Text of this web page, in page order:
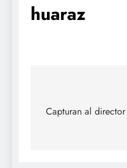
huaraz
de
Capturan al